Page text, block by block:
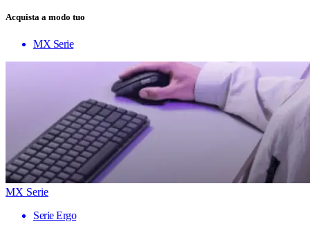
Acquista a modo tuo
MX Serie
MX Serie
Serie Ergo